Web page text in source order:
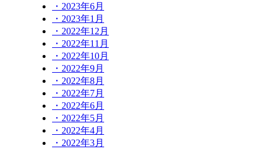
・2023年6月
・2023年1月
・2022年12月
・2022年11月
・2022年10月
・2022年9月
・2022年8月
・2022年7月
・2022年6月
・2022年5月
・2022年4月
・2022年3月